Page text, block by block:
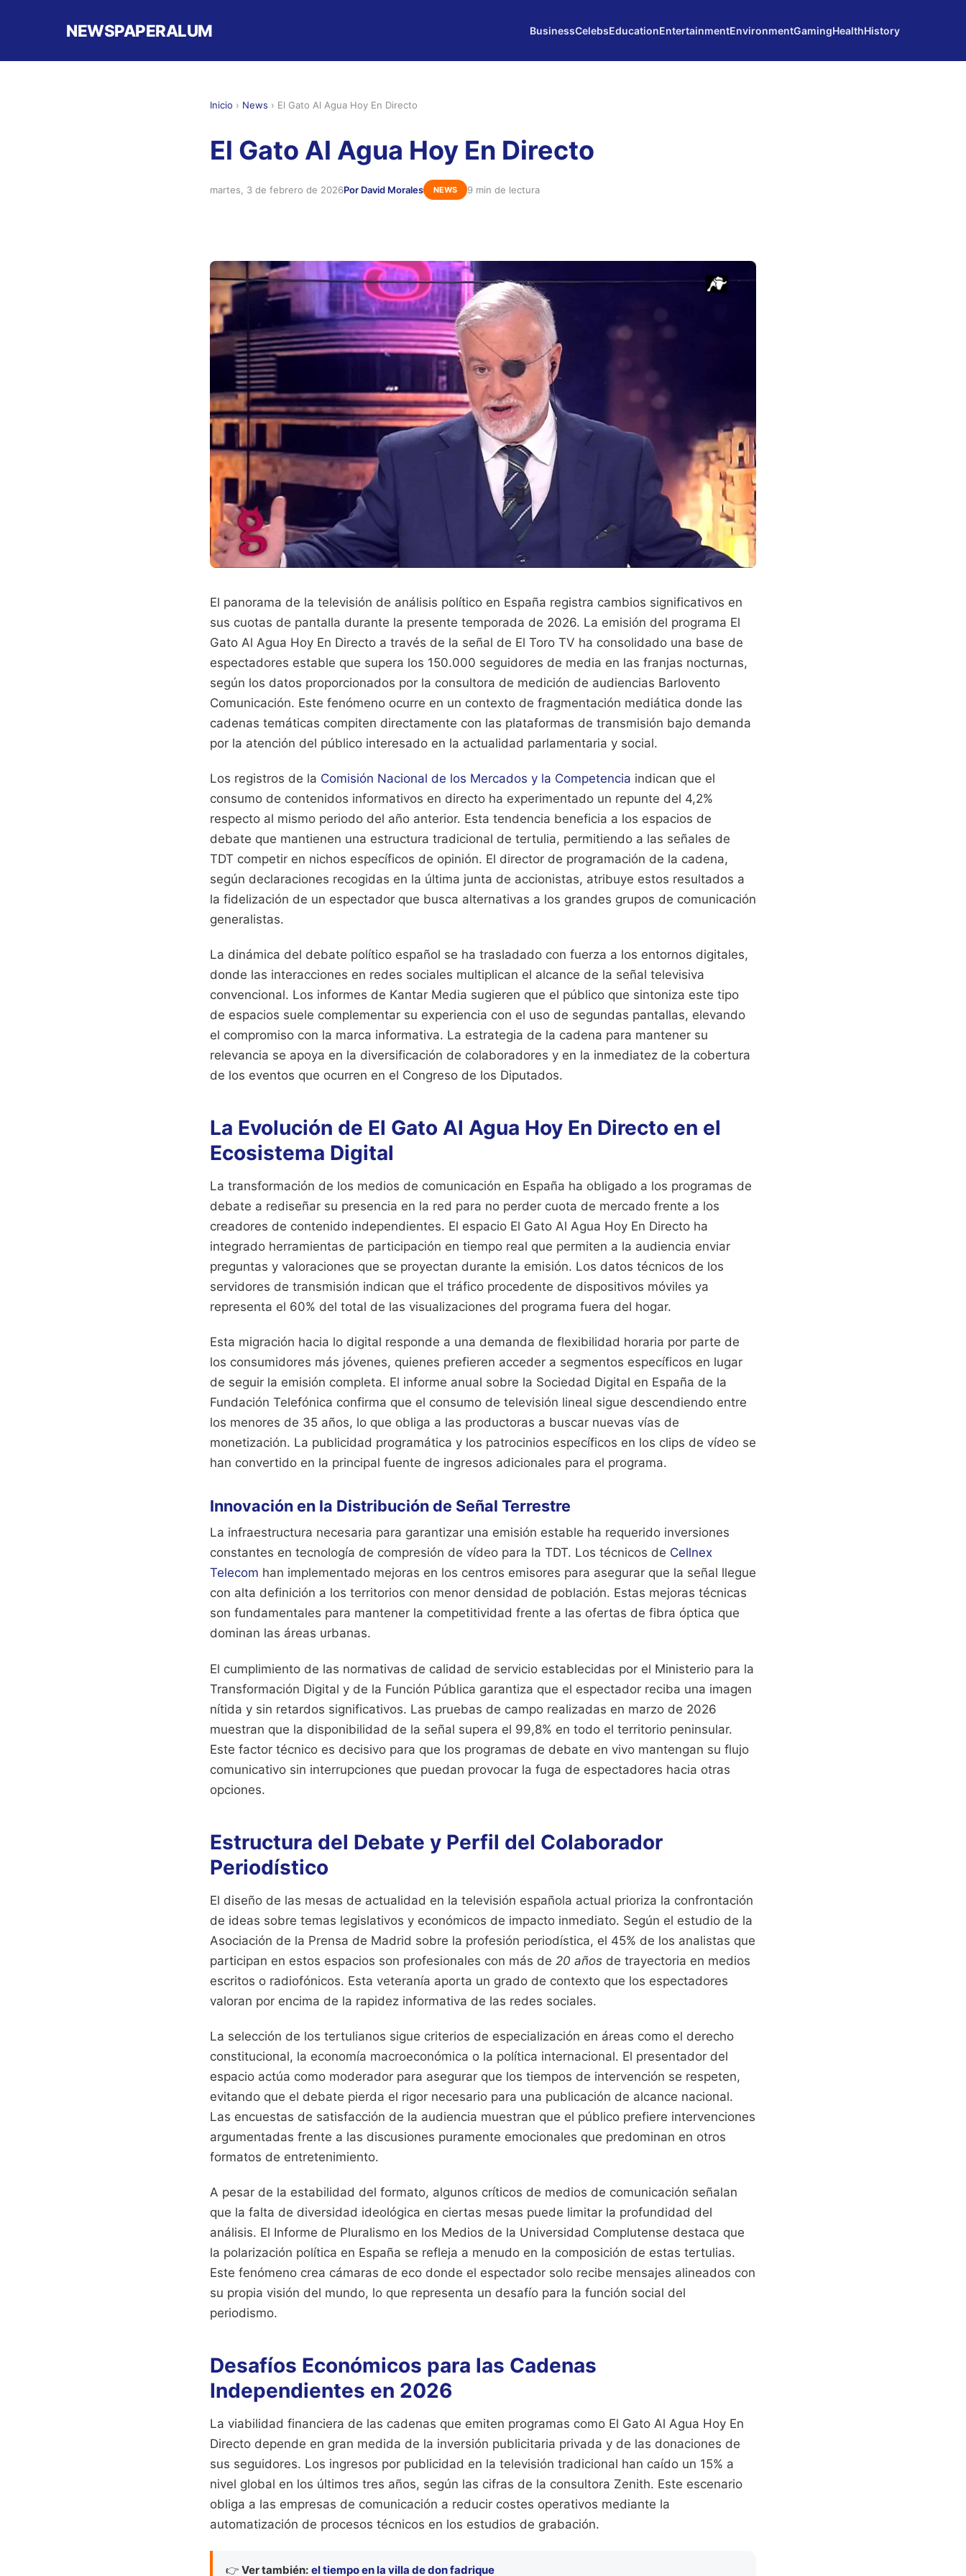
NEWSPAPERALUM BusinessCelebsEducationEntertainmentEnvironmentGamingHealthHistory
Inicio › News › El Gato Al Agua Hoy En Directo
El Gato Al Agua Hoy En Directo
martes, 3 de febrero de 2026Por David Morales NEWS 9 min de lectura
El panorama de la televisión de análisis político en España registra cambios significativos en
sus cuotas de pantalla durante la presente temporada de 2026. La emisión del programa El
Gato Al Agua Hoy En Directo a través de la señal de El Toro TV ha consolidado una base de
espectadores estable que supera los 150.000 seguidores de media en las franjas nocturnas,
según los datos proporcionados por la consultora de medición de audiencias Barlovento
Comunicación. Este fenómeno ocurre en un contexto de fragmentación mediática donde las
cadenas temáticas compiten directamente con las plataformas de transmisión bajo demanda
por la atención del público interesado en la actualidad parlamentaria y social.
Los registros de la Comisión Nacional de los Mercados y la Competencia indican que el
consumo de contenidos informativos en directo ha experimentado un repunte del 4,2%
respecto al mismo periodo del año anterior. Esta tendencia beneficia a los espacios de
debate que mantienen una estructura tradicional de tertulia, permitiendo a las señales de
TDT competir en nichos específicos de opinión. El director de programación de la cadena,
según declaraciones recogidas en la última junta de accionistas, atribuye estos resultados a
la fidelización de un espectador que busca alternativas a los grandes grupos de comunicación
generalistas.
La dinámica del debate político español se ha trasladado con fuerza a los entornos digitales,
donde las interacciones en redes sociales multiplican el alcance de la señal televisiva
convencional. Los informes de Kantar Media sugieren que el público que sintoniza este tipo
de espacios suele complementar su experiencia con el uso de segundas pantallas, elevando
el compromiso con la marca informativa. La estrategia de la cadena para mantener su
relevancia se apoya en la diversificación de colaboradores y en la inmediatez de la cobertura
de los eventos que ocurren en el Congreso de los Diputados.
La Evolución de El Gato Al Agua Hoy En Directo en el
Ecosistema Digital
La transformación de los medios de comunicación en España ha obligado a los programas de
debate a rediseñar su presencia en la red para no perder cuota de mercado frente a los
creadores de contenido independientes. El espacio El Gato Al Agua Hoy En Directo ha
integrado herramientas de participación en tiempo real que permiten a la audiencia enviar
preguntas y valoraciones que se proyectan durante la emisión. Los datos técnicos de los
servidores de transmisión indican que el tráfico procedente de dispositivos móviles ya
representa el 60% del total de las visualizaciones del programa fuera del hogar.
Esta migración hacia lo digital responde a una demanda de flexibilidad horaria por parte de
los consumidores más jóvenes, quienes prefieren acceder a segmentos específicos en lugar
de seguir la emisión completa. El informe anual sobre la Sociedad Digital en España de la
Fundación Telefónica confirma que el consumo de televisión lineal sigue descendiendo entre
los menores de 35 años, lo que obliga a las productoras a buscar nuevas vías de
monetización. La publicidad programática y los patrocinios específicos en los clips de vídeo se
han convertido en la principal fuente de ingresos adicionales para el programa.
Innovación en la Distribución de Señal Terrestre
La infraestructura necesaria para garantizar una emisión estable ha requerido inversiones
constantes en tecnología de compresión de vídeo para la TDT. Los técnicos de Cellnex
Telecom han implementado mejoras en los centros emisores para asegurar que la señal llegue
con alta definición a los territorios con menor densidad de población. Estas mejoras técnicas
son fundamentales para mantener la competitividad frente a las ofertas de fibra óptica que
dominan las áreas urbanas.
El cumplimiento de las normativas de calidad de servicio establecidas por el Ministerio para la
Transformación Digital y de la Función Pública garantiza que el espectador reciba una imagen
nítida y sin retardos significativos. Las pruebas de campo realizadas en marzo de 2026
muestran que la disponibilidad de la señal supera el 99,8% en todo el territorio peninsular.
Este factor técnico es decisivo para que los programas de debate en vivo mantengan su flujo
comunicativo sin interrupciones que puedan provocar la fuga de espectadores hacia otras
opciones.
Estructura del Debate y Perfil del Colaborador
Periodístico
El diseño de las mesas de actualidad en la televisión española actual prioriza la confrontación
de ideas sobre temas legislativos y económicos de impacto inmediato. Según el estudio de la
Asociación de la Prensa de Madrid sobre la profesión periodística, el 45% de los analistas que
participan en estos espacios son profesionales con más de 20 años de trayectoria en medios
escritos o radiofónicos. Esta veteranía aporta un grado de contexto que los espectadores
valoran por encima de la rapidez informativa de las redes sociales.
La selección de los tertulianos sigue criterios de especialización en áreas como el derecho
constitucional, la economía macroeconómica o la política internacional. El presentador del
espacio actúa como moderador para asegurar que los tiempos de intervención se respeten,
evitando que el debate pierda el rigor necesario para una publicación de alcance nacional.
Las encuestas de satisfacción de la audiencia muestran que el público prefiere intervenciones
argumentadas frente a las discusiones puramente emocionales que predominan en otros
formatos de entretenimiento.
A pesar de la estabilidad del formato, algunos críticos de medios de comunicación señalan
que la falta de diversidad ideológica en ciertas mesas puede limitar la profundidad del
análisis. El Informe de Pluralismo en los Medios de la Universidad Complutense destaca que
la polarización política en España se refleja a menudo en la composición de estas tertulias.
Este fenómeno crea cámaras de eco donde el espectador solo recibe mensajes alineados con
su propia visión del mundo, lo que representa un desafío para la función social del
periodismo.
Desafíos Económicos para las Cadenas
Independientes en 2026
La viabilidad financiera de las cadenas que emiten programas como El Gato Al Agua Hoy En
Directo depende en gran medida de la inversión publicitaria privada y de las donaciones de
sus seguidores. Los ingresos por publicidad en la televisión tradicional han caído un 15% a
nivel global en los últimos tres años, según las cifras de la consultora Zenith. Este escenario
obliga a las empresas de comunicación a reducir costes operativos mediante la
automatización de procesos técnicos en los estudios de grabación.
👉 Ver también: el tiempo en la villa de don fadrique